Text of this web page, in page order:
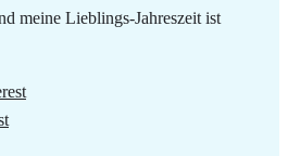
meine Lieblings-Jahreszeit ist